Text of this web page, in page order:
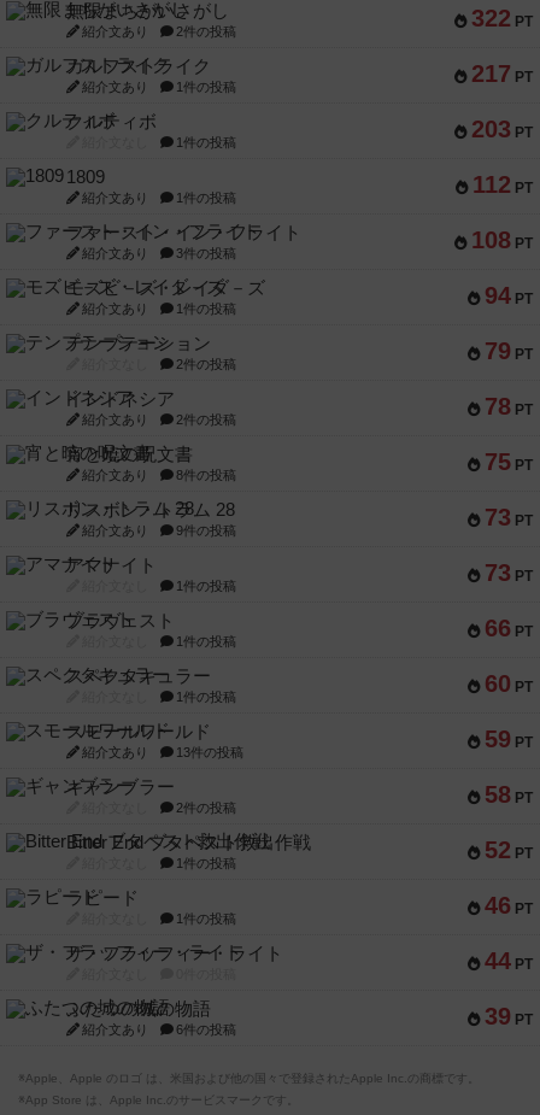
322 PT
無限まちがいさがし
紹介文あり 2件の投稿
217 PT
ガルフストライク
紹介文あり 1件の投稿
203 PT
クルティボ
1件の投稿
112 PT
1809
紹介文あり 1件の投稿
108 PT
ファースト・イン・フライト
紹介文あり 3件の投稿
94 PT
モズビ－ズ・レイダ－ズ
紹介文あり 1件の投稿
79 PT
テンプテーション
2件の投稿
78 PT
インドネシア
紹介文あり 2件の投稿
75 PT
宵と暁の呪文書
紹介文あり 8件の投稿
73 PT
リスボン・トラム 28
紹介文あり 9件の投稿
73 PT
アマナイト
1件の投稿
66 PT
ブラヴェスト
1件の投稿
60 PT
スペクタキュラー
1件の投稿
59 PT
スモールワールド
紹介文あり 13件の投稿
58 PT
ギャンブラー
2件の投稿
52 PT
Bitter End ブタペスト救出作戦
1件の投稿
46 PT
ラピード
1件の投稿
44 PT
ザ・フラッフィー・ライト
39 PT
ふたつの城の物語
紹介文あり 6件の投稿
※Apple、Apple のロゴ は、米国および他の国々で登録されたApple Inc.の商標です。
※App Store は、Apple Inc.のサービスマークです。